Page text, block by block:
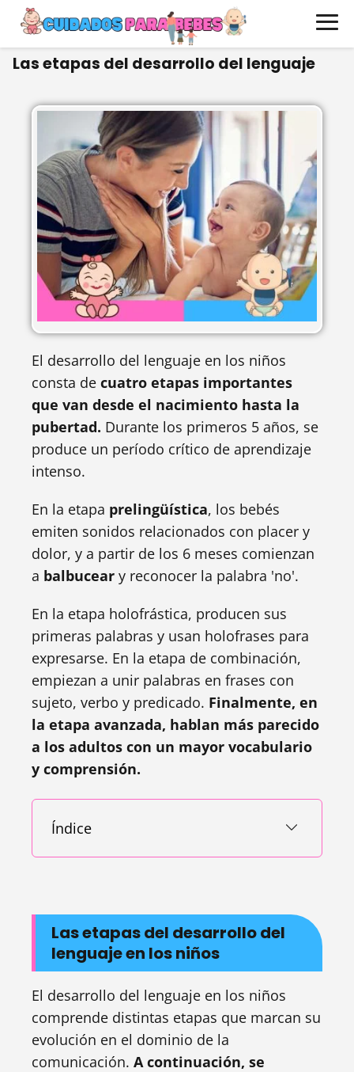
Las etapas del desarrollo del lenguaje
El desarrollo del lenguaje en los niños
consta de cuatro etapas importantes
que van desde el nacimiento hasta la
pubertad. Durante los primeros 5 años, se
produce un período crítico de aprendizaje
intenso.
En la etapa prelingüística, los bebés
emiten sonidos relacionados con placer y
dolor, y a partir de los 6 meses comienzan
a balbucear y reconocer la palabra 'no'.
En la etapa holofrástica, producen sus
primeras palabras y usan holofrases para
expresarse. En la etapa de combinación,
empiezan a unir palabras en frases con
sujeto, verbo y predicado. Finalmente, en
la etapa avanzada, hablan más parecido
a los adultos con un mayor vocabulario
y comprensión.
Índice
Las etapas del desarrollo del
lenguaje en los niños
El desarrollo del lenguaje en los niños
comprende distintas etapas que marcan su
evolución en el dominio de la
comunicación. A continuación, se